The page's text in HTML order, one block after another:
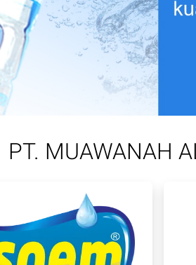
PT. MUAWANAH